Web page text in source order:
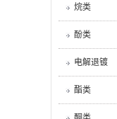
烷类
酚类
电解退镀
酯类